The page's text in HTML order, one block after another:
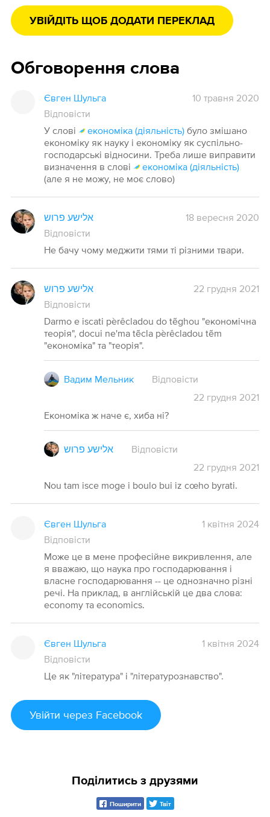
УВІЙДІТЬ ЩОБ ДОДАТИ ПЕРЕКЛАД
Обговорення слова
Євген Шульга
10 травня 2020
Відповісти
У слові
економіка (діяльність)було змішано
економіку як науку і економіку як суспільно-
господарські відносини. Треба лише виправити
визначення в слові
економіка (діяльність)
(але я не можу, не моє слово)
אלישע פרוש
18 вересня 2020
Відповісти
Не бачу чому меджити тями ті різними твари.
אלישע פרוש
22 грудня 2021
Відповісти
Darmo e iscati pèrêcladou do tẽghou "економічна
теорія", docui ne'ma tẽcla pèrêcladou tẽm
"економіка" та "теорія".
Вадим Мельник
Відповісти
22 грудня 2021
Економіка ж наче є, хиба ні?
אלישע פרוש
Відповісти
22 грудня 2021
Nou tam isce moge i boulo bui iz cœho byrati.
Євген Шульга
1 квітня 2024
Відповісти
Може це в мене професійне викривлення, але
я вважаю, що наука про господарювання і
власне господарювання -- це однозначно різні
речі. На приклад, в англійській це два слова:
economy та economics.
Євген Шульга
1 квітня 2024
Відповісти
Це як "література" і "літературознавство".
Увійти через Facebook
Поділитись з друзями
Поширити Твіт